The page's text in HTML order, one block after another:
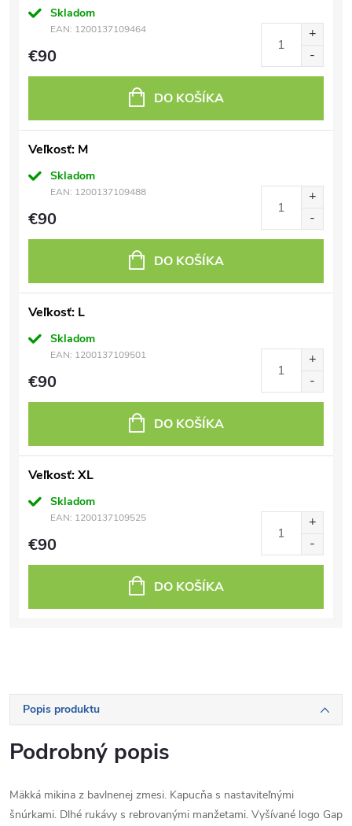
Skladom
EAN: 1200137109464
€90
DO KOŠÍKA
Veľkosť: M
Skladom
EAN: 1200137109488
€90
DO KOŠÍKA
Veľkosť: L
Skladom
EAN: 1200137109501
€90
DO KOŠÍKA
Veľkosť: XL
Skladom
EAN: 1200137109525
€90
DO KOŠÍKA
Popis produktu
Podrobný popis
Mäkká mikina z bavlnenej zmesi. Kapucňa s nastaviteľnými
šnúrkami. Dlhé rukávy s rebrovanými manžetami. Vyšívané logo Gap